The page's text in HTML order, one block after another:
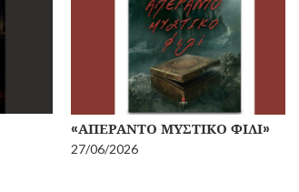
«ΑΠΈΡΑΝΤΟ ΜΥΣΤΙΚΌ ΦΙΛΊ»
27/06/2026